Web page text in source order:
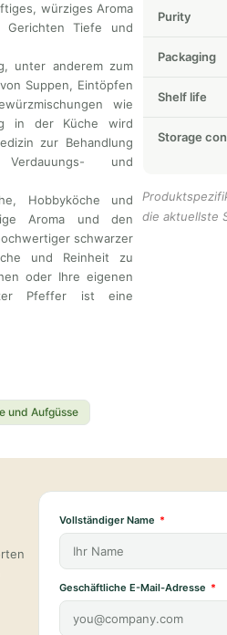
würziges Aroma
Tiefe und
unter anderem zum
Suppen, Eintöpfen
wie
in der Küche wird
zur Behandlung
und
Hobbyköche und
Aroma und den
schwarzer
und Reinheit zu
oder Ihre eigenen
Pfeffer ist eine
und Aufgüsse
Purity
Packaging
Shelf life
Storage
die aktuellste
Vollständiger Name
Geschäftliche E-Mail-Adresse